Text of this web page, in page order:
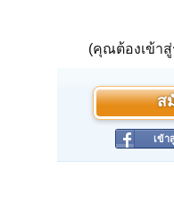
(คุณต้องเข้า
ส
เข้า